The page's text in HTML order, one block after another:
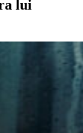
lui